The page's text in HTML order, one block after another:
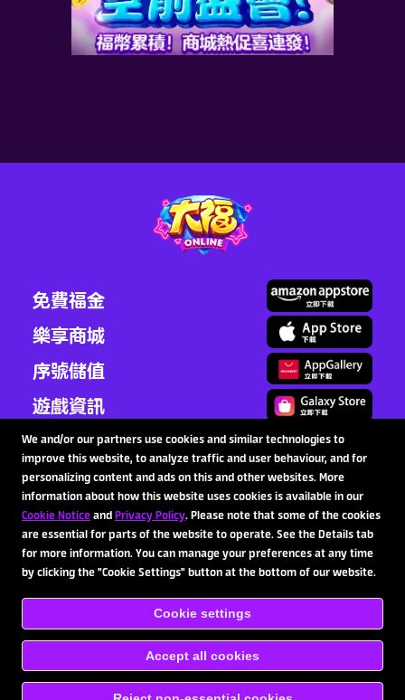
We and/or our partners use cookies and similar technologies to
improve this website, to analyze traffic and user behaviour, and for
personalizing content and ads on this and other websites. More
information about how this website uses cookies is available in our
Cookie NoticeandPrivacy Policy. Please note that some of the cookies
are essential for parts of the website to operate. See the Details tab
for more information. You can manage your preferences at any time
by clicking the "Cookie Settings" button at the bottom of our website.
Cookie settings
Accept all cookies
免費福金
樂享商城
序號儲值
遊戲資訊
客服中心
商業洽談
追蹤我們
Copyright © 2020-2026 SpinX Games Ltd. All rights
使用規章 隱私權條款 成癮防止協助 儲值
條款及條件 cookie
ENGLISH